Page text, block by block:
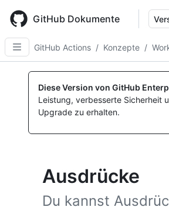
main
content
GitHub Dokumente
GitHub Actions / Konzepte /
Diese Version von GitHub
Leistung, verbesserte Sicherheit
Upgrade zu erhalten.
Ausdrücke
Du kannst